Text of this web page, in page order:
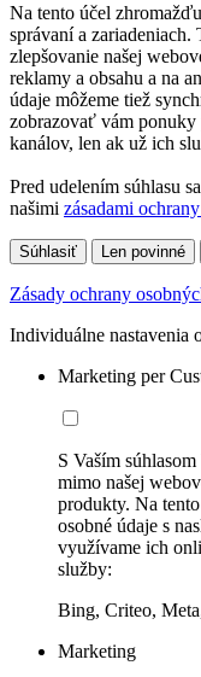
Na tento účel
správaní a zariadeniach.
zlepšovanie našej
reklamy a obsahu a na
údaje môžeme tiež
zobrazovať vám
kanálov, len ak už ich
Pred udelením súhlasu
našimi zásadami
Súhlasiť Len povinné
Zásady ochrany
Individuálne nastavenia
Marketing per
S Vaším
mimo našej
produkty. Na
osobné údaje s
využívame ich
služby:
Bing, Criteo,
Marketing